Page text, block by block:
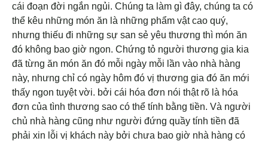
cái đoạn đời ngắn ngủi. Chúng ta làm gì đây, chúng ta có
thể kêu những món ăn là những phẩm vật cao quý,
nhưng thiếu đi những sự san sẻ yêu thương thì món ăn
đó không bao giờ ngon. Chứng tỏ người thương gia kia
đã từng ăn món ăn đó mỗi ngày mỗi lần vào nhà hàng
này, nhưng chỉ có ngày hôm đó vị thương gia đó ăn mới
thấy ngon tuyệt vời. bởi cái hóa đơn nói thật rõ là hóa
đơn của tình thương sao có thể tính bằng tiền. Và người
chủ nhà hàng cũng như người đứng quầy tính tiền đã
phải xin lỗi vị khách này bởi chưa bao giờ nhà hàng có